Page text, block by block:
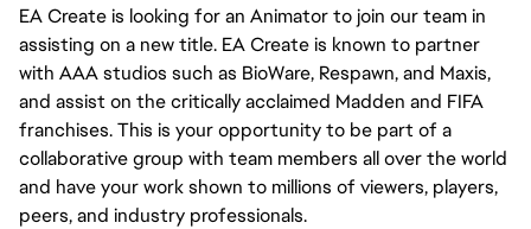
EA Create is looking for an Animator to join our team in
assisting on a new title. EA Create is known to partner
with AAA studios such as BioWare, Respawn, and Maxis,
and assist on the critically acclaimed Madden and FIFA
franchises. This is your opportunity to be part of a
collaborative group with team members all over the world
and have your work shown to millions of viewers, players,
peers, and industry professionals.